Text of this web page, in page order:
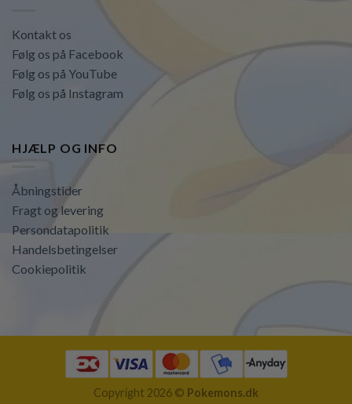
Kontakt os
Følg os på Facebook
Følg os på YouTube
Følg os på Instagram
HJÆLP OG INFO
Åbningstider
Fragt og levering
Persondatapolitik
Handelsbetingelser
Cookiepolitik
Copyright 2026 © Pokemons.dk